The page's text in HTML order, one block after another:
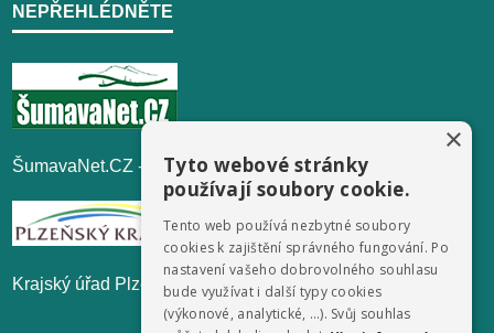
NEPŘEHLÉDNĚTE
ŠumavaNet.CZ - informace o regionu
Krajský úřad Plzeňského kraje
×
Tyto webové stránky
používají soubory cookie.
Tento web používá nezbytné soubory
cookies k zajištění správného fungování. Po
nastavení vašeho dobrovolného souhlasu
bude využívat i další typy cookies
(výkonové, analytické, …). Svůj souhlas